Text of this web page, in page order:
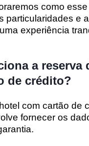
como
particularidades e
experiência
a reserva
de crédito?
com cartão de
fornecer os